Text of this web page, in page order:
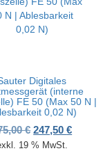
275,00 €
247,50 €.
Digitales
(interne
FE 50 (Max 50 N |
0,02 N)
€ Ursprünglicher
247,50€
19 % MwSt.